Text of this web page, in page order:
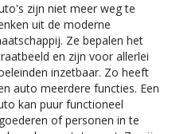
zijn niet meer weg te
uit de moderne
Ze bepalen het
en zijn voor allerlei
inzetbaar. Zo heeft
auto meerdere functies. Een
kan puur functioneel
of personen in te